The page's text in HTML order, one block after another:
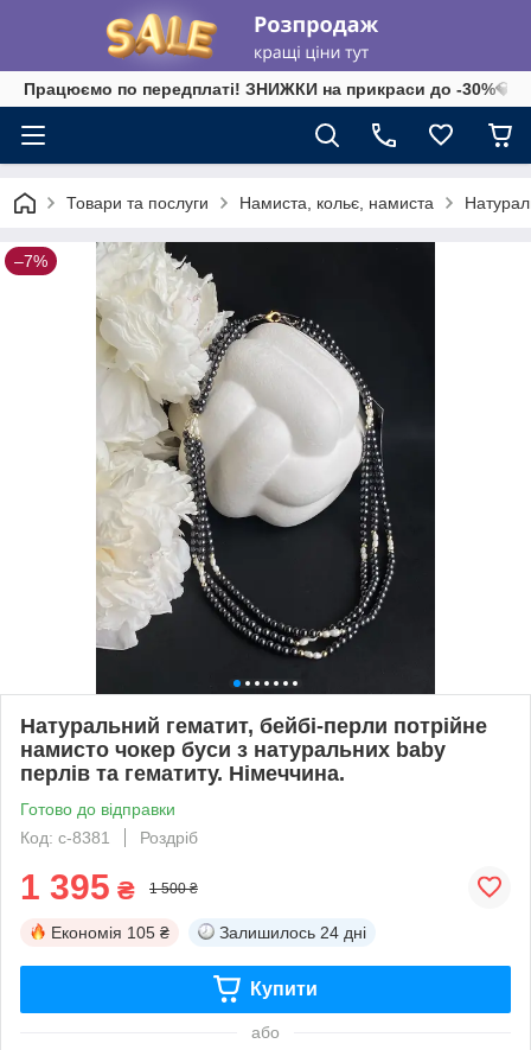
Працюємо по передплаті! ЗНИЖКИ на прикраси до -30%💎
Товари та послуги Намиста, кольє, намиста
–7%
Натуральний гематит, бейбі-перли потрійне
намисто чокер буси з натуральних baby
перлів та гематиту. Німеччина.
Готово до відправки
Код: с-8381
Роздріб
1 395 ₴ 1 500 ₴
Економія 105 ₴ Залишилось 24 дні
Купити
або